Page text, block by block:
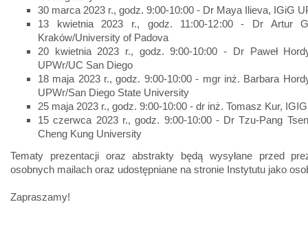
30 marca 2023 r., godz. 9:00-10:00 - Dr Maya Ilieva, IGiG
13 kwietnia 2023 r., godz. 11:00-12:00 - Dr Artur
Kraków/University of Padova
20 kwietnia 2023 r., godz. 9:00-10:00 - Dr Paweł
UPWr/UC San Diego
18 maja 2023 r., godz. 9:00-10:00 - mgr inż. Barbara
UPWr/San Diego State University
25 maja 2023 r., godz. 9:00-10:00 - dr inż. Tomasz Kur,
15 czerwca 2023 r., godz. 9:00-10:00 - Dr Tzu-Pang
Cheng Kung University
Tematy prezentacji oraz abstrakty będą wysyłane przed
osobnych mailach oraz udostępniane na stronie Instytutu jako
Zapraszamy!